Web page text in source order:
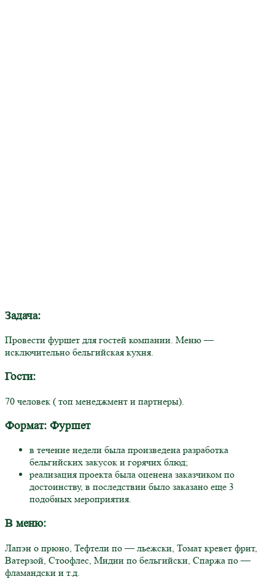
Задача:
Провести фуршет для гостей компании. Меню —
исключительно бельгийская кухня.
Гости:
70 человек ( топ менеджмент и партнеры).
Формат: Фуршет
в течение недели была произведена разработка
бельгийских закусок и горячих блюд;
реализация проекта была оценена заказчиком по
достоинству, в последствии было заказано еще 3
подобных мероприятия.
В меню:
Лапэн о прюно, Тефтели по — льежски, Томат кревет фрит,
Ватерзой, Стоофлес, Мидии по бельгийски, Спаржа по —
фламандски и т.д.